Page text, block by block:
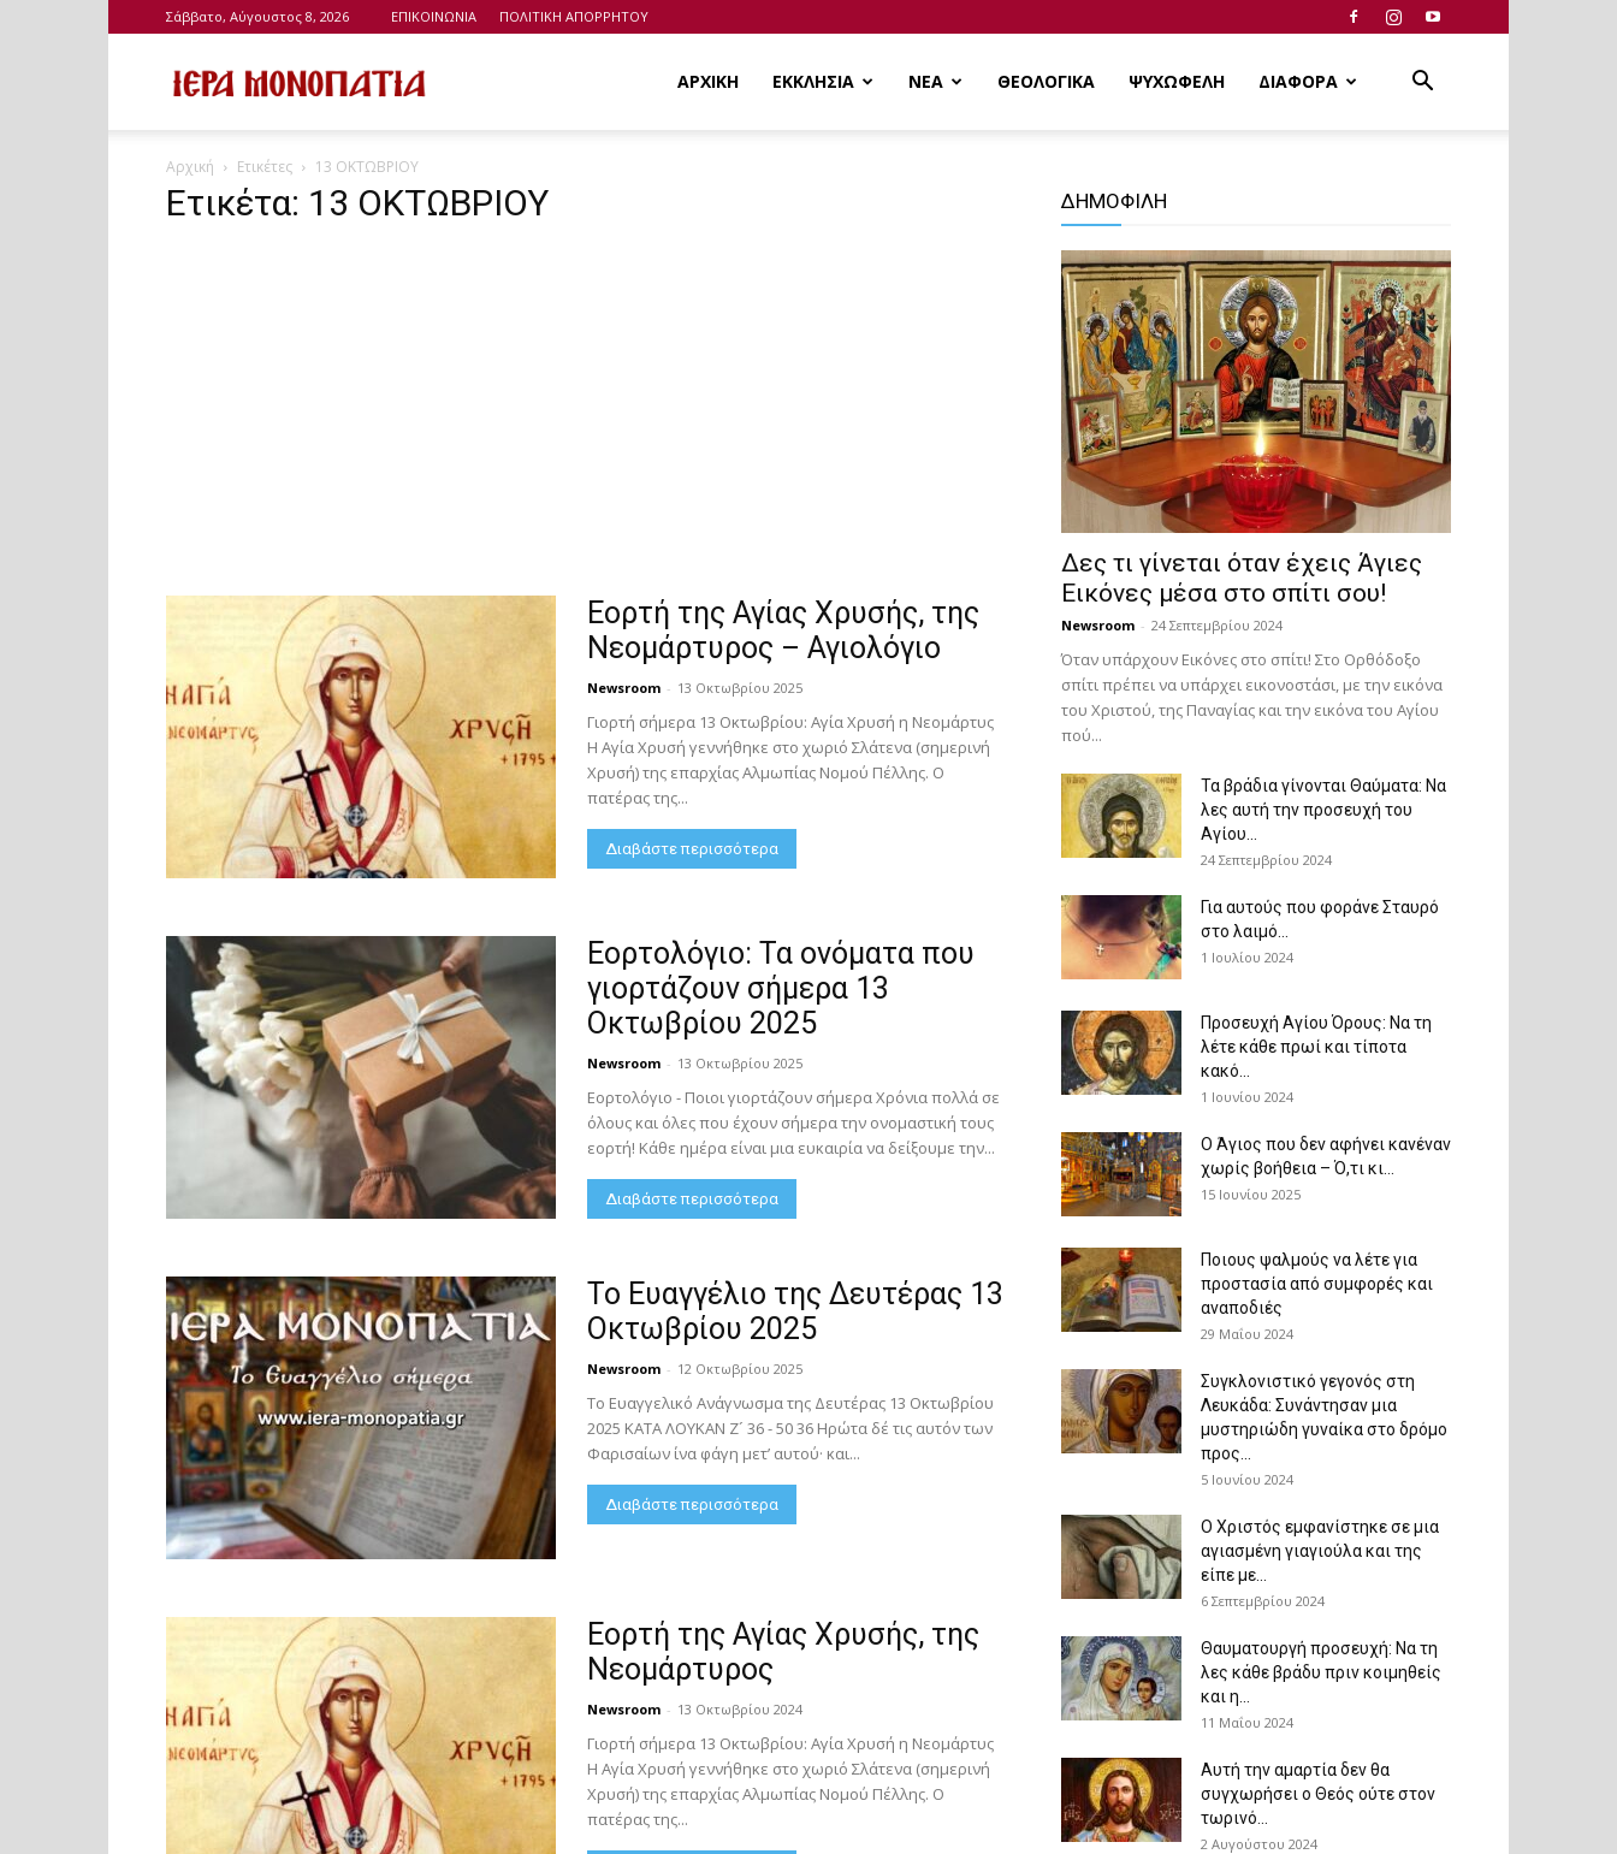
Σάββατο, Αύγουστος 8, 2026 ΕΠΙΚΟΙΝΩΝΙΑ ΠΟΛΙΤΙΚΗ ΑΠΟΡΡΗΤΟΥ
ΑΡΧΙΚΗ ΕΚΚΛΗΣΙΑ ΝΕΑ ΘΕΟΛΟΓΙΚΑ ΨΥΧΩΦΕΛΗ ΔΙΑΦΟΡΑ
Αρχική Ετικέτες 13 ΟΚΤΩΒΡΙΟΥ
Ετικέτα: 13 ΟΚΤΩΒΡΙΟΥ
Εορτή της Αγίας Χρυσής, της
Νεομάρτυρος – Αγιολόγιο
Newsroom - 13 Οκτωβρίου 2025
Γιορτή σήμερα 13 Οκτωβρίου: Αγία Χρυσή η Νεομάρτυς
Η Αγία Χρυσή γεννήθηκε στο χωριό Σλάτενα (σημερινή
Χρυσή) της επαρχίας Αλμωπίας Νομού Πέλλης. Ο
πατέρας της...
Διαβάστε περισσότερα
Εορτολόγιο: Τα ονόματα που
γιορτάζουν σήμερα 13
Οκτωβρίου 2025
Newsroom - 13 Οκτωβρίου 2025
Εορτολόγιο - Ποιοι γιορτάζουν σήμερα Χρόνια πολλά σε
όλους και όλες που έχουν σήμερα την ονομαστική τους
εορτή! Κάθε ημέρα είναι μια ευκαιρία να δείξουμε την...
Διαβάστε περισσότερα
Το Ευαγγέλιο της Δευτέρας 13
Οκτωβρίου 2025
Newsroom - 12 Οκτωβρίου 2025
Το Ευαγγελικό Ανάγνωσμα της Δευτέρας 13 Οκτωβρίου
2025 ΚΑΤΑ ΛΟΥΚΑΝ Ζ´ 36 - 50 36 Ηρώτα δέ τις αυτόν των
Φαρισαίων ίνα φάγη μετ’ αυτού· και...
Διαβάστε περισσότερα
Εορτή της Αγίας Χρυσής, της
Νεομάρτυρος
Newsroom - 13 Οκτωβρίου 2024
Γιορτή σήμερα 13 Οκτωβρίου: Αγία Χρυσή η Νεομάρτυς
Η Αγία Χρυσή γεννήθηκε στο χωριό Σλάτενα (σημερινή
Χρυσή) της επαρχίας Αλμωπίας Νομού Πέλλης. Ο
πατέρας της...
ΔΗΜΟΦΙΛΗ
Δες τι γίνεται όταν έχεις Άγιες
Εικόνες μέσα στο σπίτι σου!
Newsroom - 24 Σεπτεμβρίου 2024
Όταν υπάρχουν Εικόνες στο σπίτι! Στο Ορθόδοξο
σπίτι πρέπει να υπάρχει εικονοστάσι, με την εικόνα
του Χριστού, της Παν­αγίας και την εικόνα του Αγίου
πού...
Τα βράδια γίνονται Θαύματα: Να
λες αυτή την προσευχή του
Αγίου...
24 Σεπτεμβρίου 2024
Για αυτούς που φοράνε Σταυρό
στο λαιμό…
1 Ιουλίου 2024
Προσευχή Αγίου Όρους: Να τη
λέτε κάθε πρωί και τίποτα
κακό...
1 Ιουνίου 2024
Ο Άγιος που δεν αφήνει κανέναν
χωρίς βοήθεια – Ό,τι κι...
15 Ιουνίου 2025
Ποιους ψαλμούς να λέτε για
προστασία από συμφορές και
αναποδιές
29 Μαΐου 2024
Συγκλονιστικό γεγονός στη
Λευκάδα: Συνάντησαν μια
μυστηριώδη γυναίκα στο δρόμο
προς...
5 Ιουνίου 2024
Ο Χριστός εμφανίστηκε σε μια
αγιασμένη γιαγιούλα και της
είπε με...
6 Σεπτεμβρίου 2024
Θαυματουργή προσευχή: Να τη
λες κάθε βράδυ πριν κοιμηθείς
και η...
11 Μαΐου 2024
Αυτή την αμαρτία δεν θα
συγχωρήσει ο Θεός ούτε στον
τωρινό...
2 Αυγούστου 2024